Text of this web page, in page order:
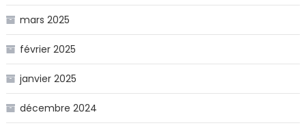
mars 2025
février 2025
janvier 2025
décembre 2024